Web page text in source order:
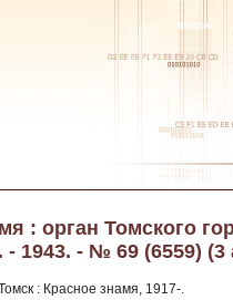
: орган Томского
1943. - № 69 (6559) (3
: Красное знамя, 1917-.